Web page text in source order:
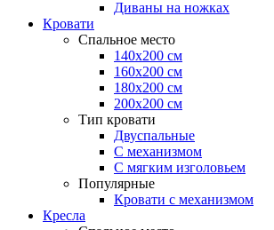
Диваны на ножках
Кровати
Спальное место
140х200 см
160х200 см
180х200 см
200х200 см
Тип кровати
Двуспальные
С механизмом
С мягким изголовьем
Популярные
Кровати с механизмом
Кресла